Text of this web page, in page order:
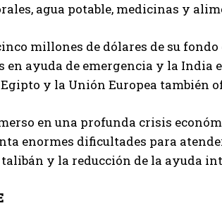
agua potable, medicinas y
millones de dólares de su
en ayuda de emergencia y la India
y la Unión Europea también
en una profunda crisis
enormes dificultades para
y la reducción de la ayuda